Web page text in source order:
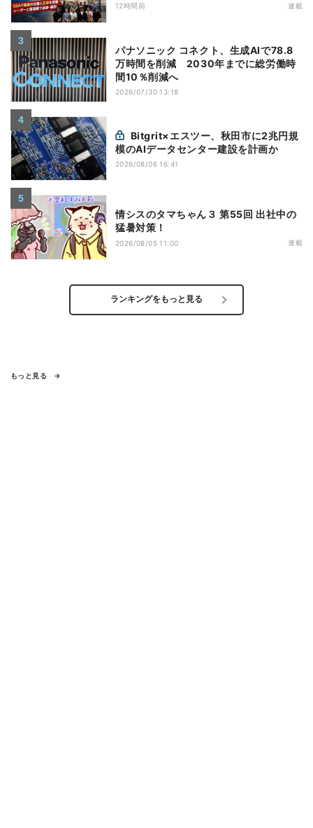
12時間前 連載
パナソニック コネクト、生成AIで78.8
万時間を削減 2030年までに総労働時
間10％削減へ
2026/07/30 13:18
模のAIデータセンター建設を計画か
2026/08/06 16:41
情シスのタマちゃん３ 第55回 出社中の
猛暑対策！
2026/08/05 11:00 連載
ランキングをもっと見る
もっと見る